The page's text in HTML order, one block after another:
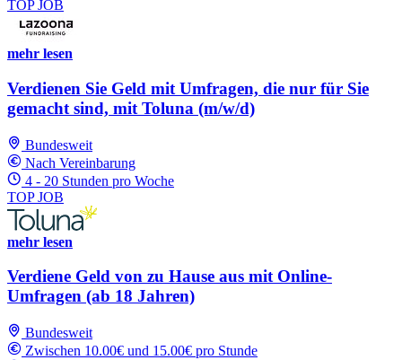
TOP JOB
mehr lesen
Verdienen Sie Geld mit Umfragen, die nur für Sie
gemacht sind, mit Toluna (m/w/d)
Bundesweit
Nach Vereinbarung
4 - 20 Stunden pro Woche
TOP JOB
mehr lesen
Verdiene Geld von zu Hause aus mit Online-
Umfragen (ab 18 Jahren)
Bundesweit
Zwischen 10.00€ und 15.00€ pro Stunde